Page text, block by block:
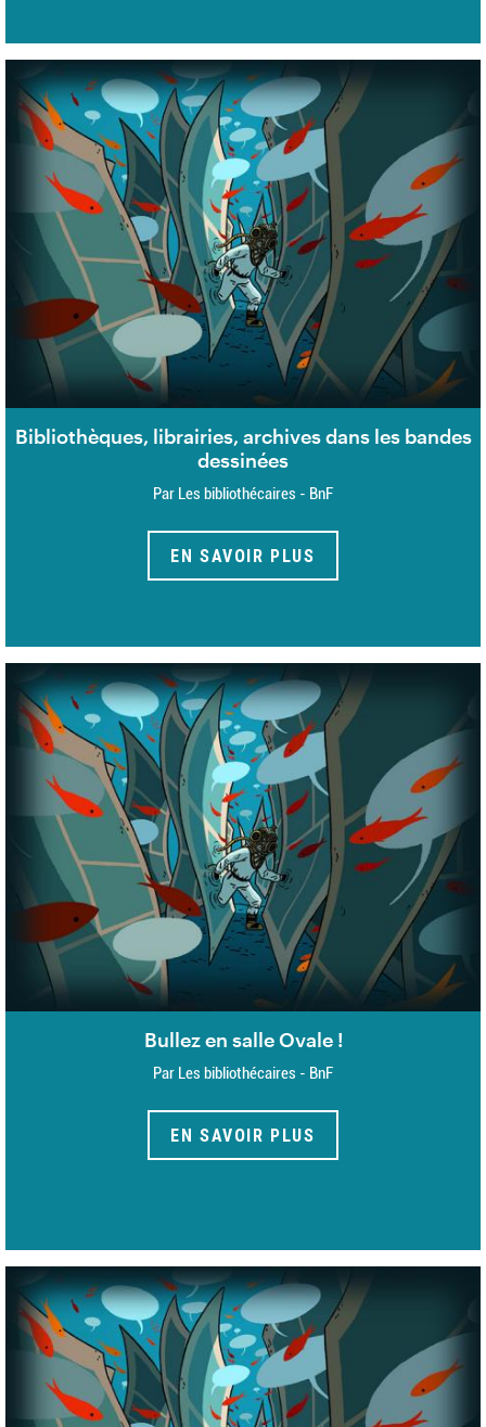
Bibliothèques, librairies, archives dans les bandes
dessinées
Par Les bibliothécaires - BnF
EN SAVOIR PLUS
Bullez en salle Ovale !
Par Les bibliothécaires - BnF
EN SAVOIR PLUS